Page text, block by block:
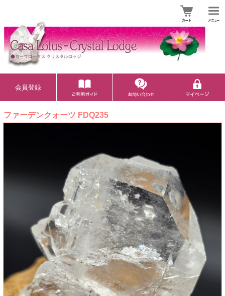
会員登録
ファーデンクォーツ FDQ235